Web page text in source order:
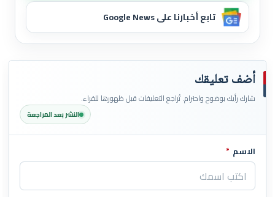
تابع أخبارنا على Google News
أضف تعليقك
شارك رأيك بوضوح واحترام. تُراجع التعليقات قبل ظهورها للقراء.
النشر بعد المراجعة
اترك هذا الحقل فارغاً
الاسم *